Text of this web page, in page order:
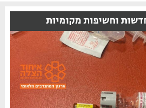
וחשיפות מקומיות